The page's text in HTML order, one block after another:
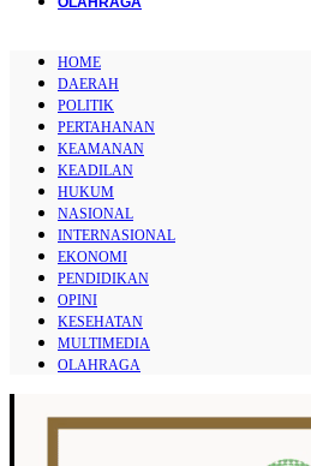
HOME
DAERAH
POLITIK
PERTAHANAN
KEAMANAN
KEADILAN
HUKUM
NASIONAL
INTERNASIONAL
EKONOMI
PENDIDIKAN
OPINI
KESEHATAN
MULTIMEDIA
OLAHRAGA